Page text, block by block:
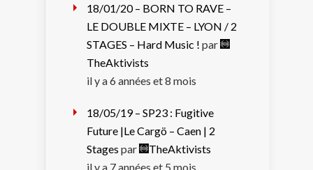
18/01/20 – BORN TO RAVE –
LE DOUBLE MIXTE – LYON / 2
STAGES – Hard Music ! par
TheAktivists
il y a 6 années et 8 mois
18/05/19 – SP23 : Fugitive
Future |Le Cargö – Caen | 2
Stages par
TheAktivists
il y a 7 années et 5 mois